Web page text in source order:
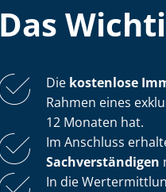
Das
Die kostenlose
Rahmen eines
12 Monaten hat.
Im Anschluss
Sach­ver­stän­di­gen
In die